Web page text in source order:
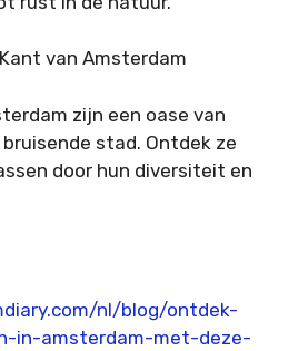
van Amsterdam
zijn een oase van
stad. Ontdek ze
door hun diversiteit en
nl/blog/ontdek-
in-amsterdam-met-deze-